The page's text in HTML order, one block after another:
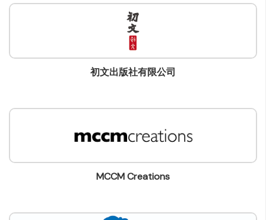
初文出版社有限公司
MCCM Creations